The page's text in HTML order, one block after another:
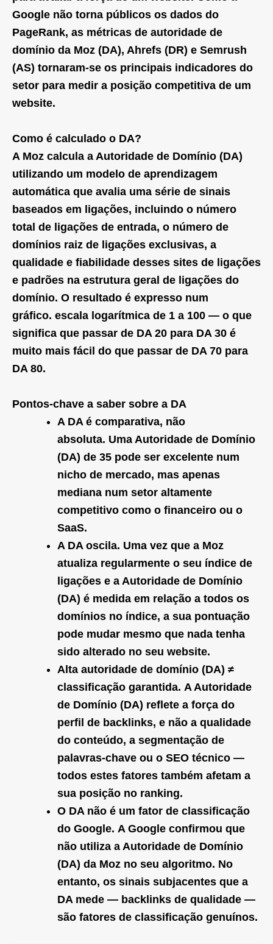
Google não torna públicos os dados do
PageRank, as métricas de autoridade de
domínio da Moz (DA), Ahrefs (DR) e Semrush
(AS) tornaram-se os principais indicadores do
setor para medir a posição competitiva de um
website.
Como é calculado o DA?
A Moz calcula a Autoridade de Domínio (DA)
utilizando um modelo de aprendizagem
automática que avalia uma série de sinais
baseados em ligações, incluindo o número
total de ligações de entrada, o número de
domínios raiz de ligações exclusivas, a
qualidade e fiabilidade desses sites de ligações
e padrões na estrutura geral de ligações do
domínio. O resultado é expresso num
gráfico. escala logarítmica de 1 a 100 — o que
significa que passar de DA 20 para DA 30 é
muito mais fácil do que passar de DA 70 para
DA 80.
Pontos-chave a saber sobre a DA
A DA é comparativa, não
absoluta. Uma Autoridade de Domínio
(DA) de 35 pode ser excelente num
nicho de mercado, mas apenas
mediana num setor altamente
competitivo como o financeiro ou o
SaaS.
A DA oscila. Uma vez que a Moz
atualiza regularmente o seu índice de
ligações e a Autoridade de Domínio
(DA) é medida em relação a todos os
domínios no índice, a sua pontuação
pode mudar mesmo que nada tenha
sido alterado no seu website.
Alta autoridade de domínio (DA) ≠
classificação garantida. A Autoridade
de Domínio (DA) reflete a força do
perfil de backlinks, e não a qualidade
do conteúdo, a segmentação de
palavras-chave ou o SEO técnico —
todos estes fatores também afetam a
sua posição no ranking.
O DA não é um fator de classificação
do Google. A Google confirmou que
não utiliza a Autoridade de Domínio
(DA) da Moz no seu algoritmo. No
entanto, os sinais subjacentes que a
DA mede — backlinks de qualidade —
são fatores de classificação genuínos.